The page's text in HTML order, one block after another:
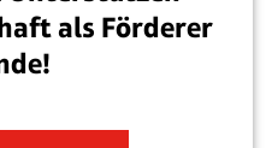
als Förderer